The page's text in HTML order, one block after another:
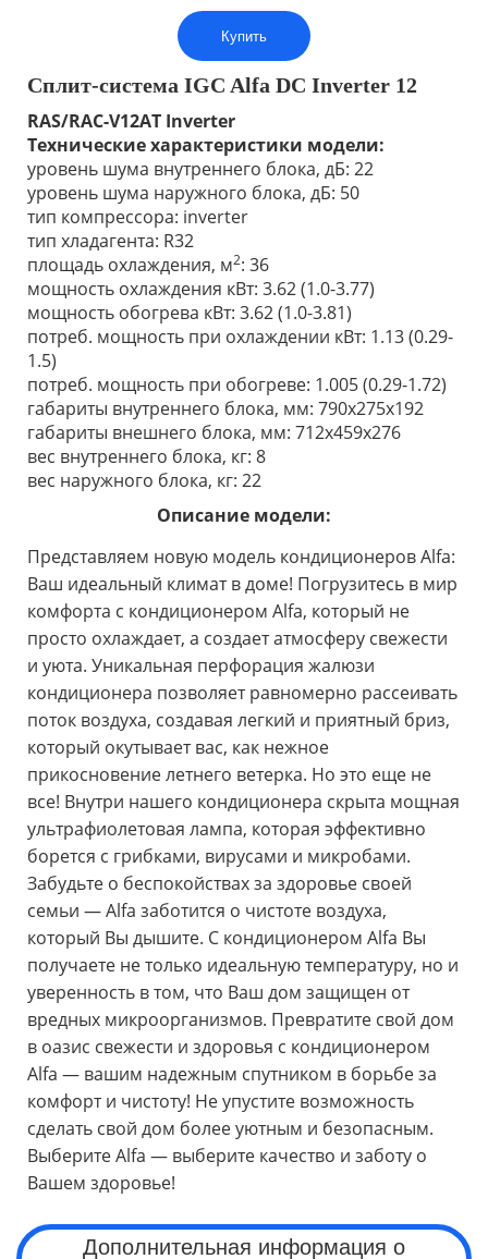
Купить
Сплит-система IGC Alfa DC Inverter 12
RAS/RAC-V12AT Inverter
Технические характеристики модели:
уровень шума внутреннего блока, дБ: 22
уровень шума наружного блока, дБ: 50
тип компрессора: inverter
тип хладагента: R32
площадь охлаждения, м2: 36
мощность охлаждения кВт: 3.62 (1.0-3.77)
мощность обогрева кВт: 3.62 (1.0-3.81)
потреб. мощность при охлаждении кВт: 1.13 (0.29-
1.5)
потреб. мощность при обогреве: 1.005 (0.29-1.72)
габариты внутреннего блока, мм: 790x275x192
габариты внешнего блока, мм: 712x459x276
вес внутреннего блока, кг: 8
вес наружного блока, кг: 22
Описание модели:
Представляем новую модель кондиционеров Alfa:
Ваш идеальный климат в доме! Погрузитесь в мир
комфорта с кондиционером Alfa, который не
просто охлаждает, а создает атмосферу свежести
и уюта. Уникальная перфорация жалюзи
кондиционера позволяет равномерно рассеивать
поток воздуха, создавая легкий и приятный бриз,
который окутывает вас, как нежное
прикосновение летнего ветерка. Но это еще не
все! Внутри нашего кондиционера скрыта мощная
ультрафиолетовая лампа, которая эффективно
борется с грибками, вирусами и микробами.
Забудьте о беспокойствах за здоровье своей
семьи — Alfa заботится о чистоте воздуха,
который Вы дышите. С кондиционером Alfa Вы
получаете не только идеальную температуру, но и
уверенность в том, что Ваш дом защищен от
вредных микроорганизмов. Превратите свой дом
в оазис свежести и здоровья с кондиционером
Alfa — вашим надежным спутником в борьбе за
комфорт и чистоту! Не упустите возможность
сделать свой дом более уютным и безопасным.
Выберите Alfa — выберите качество и заботу о
Вашем здоровье!
Дополнительная информация о